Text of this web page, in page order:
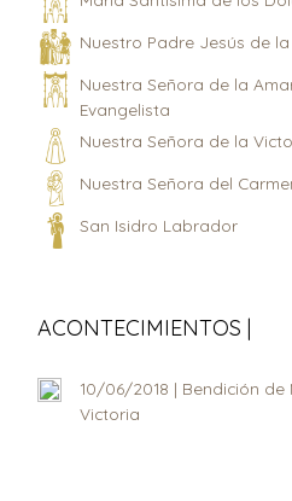
Nuestro Padre Jesús de
Nuestra Señora de la
Evangelista
Nuestra Señora de la
Nuestra Señora del
San Isidro Labrador
ACONTECIMIENTOS |
10/06/2018 | Bendición
Victoria